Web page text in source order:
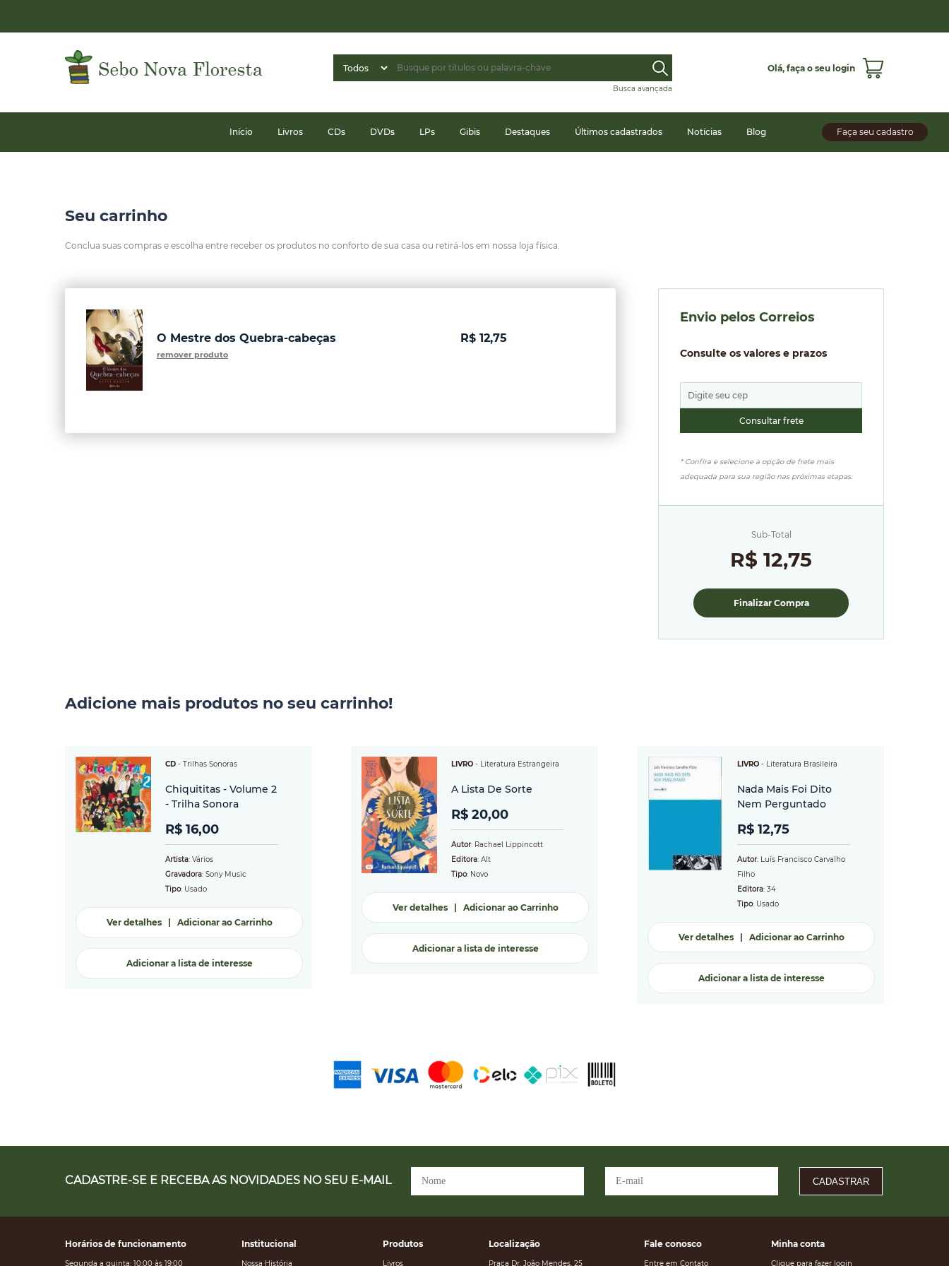
Busca avançada
Olá, faça o seu login
Faça seu cadastro
Início Livros CDs DVDs LPs Gibis Destaques Últimos cadastrados Notícias Blog
Seu carrinho
Conclua suas compras e escolha entre receber os produtos no conforto de sua casa ou retirá-los em nossa loja física.
O Mestre dos Quebra-cabeças
remover produto
R$ 12,75
Envio pelos Correios
Consulte os valores e prazos
* Confira e selecione a opção de frete mais
adequada para sua região nas próximas etapas.
Sub-Total
R$ 12,75
Finalizar Compra
Adicione mais produtos no seu carrinho!
CD - Trilhas Sonoras
Chiquititas - Volume 2
- Trilha Sonora
R$ 16,00
Artista: Vários
Gravadora: Sony Music
Tipo: Usado
Ver detalhes| Adicionar ao Carrinho
Adicionar a lista de interesse
LIVRO - Literatura Estrangeira
A Lista De Sorte
R$ 20,00
Autor: Rachael Lippincott
Editora: Alt
Tipo: Novo
Ver detalhes| Adicionar ao Carrinho
Adicionar a lista de interesse
LIVRO - Literatura Brasileira
Nada Mais Foi Dito
Nem Perguntado
R$ 12,75
Autor: Luís Francisco Carvalho
Filho
Editora: 34
Tipo: Usado
Ver detalhes| Adicionar ao Carrinho
Adicionar a lista de interesse
CADASTRE-SE E RECEBA AS NOVIDADES NO SEU E-MAIL CADASTRAR
Horários de funcionamento
Segunda a quinta: 10:00 às 19:00
Institucional
Nossa História
Produtos
Livros
Localização
Praça Dr. João Mendes, 25
Fale conosco
Entre em Contato
Minha conta
Clique para fazer login